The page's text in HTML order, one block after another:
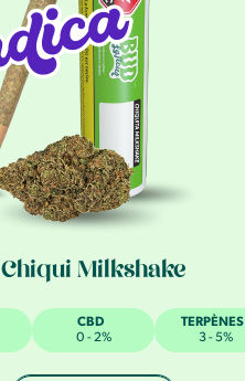
Chiqui Milkshake
CBD
0 - 2%
TERPÈNES
3 - 5%